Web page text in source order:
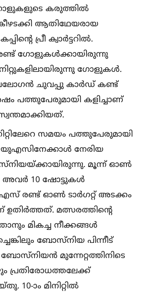
കരുത്തില്‍
ആതിഥേയരായ
പ്രീ ക്വാര്‍ട്ടറില്‍.
രണ്ട് ഗോളുകള്‍ക്കായിരുന്നു
ഗോളുകള്‍.
ബലോഗന്‍ ചുവപ്പു കാര്‍ഡ് കണ്ട്
പത്തുപേരുമായി കളിച്ചാണ്
സമയം പത്തുപേരുമായി
യുഎസിനേക്കാള്‍ നേരിയ
മൂന്ന് ഓണ്‍
അവര്‍ 10 ഷോട്ടുകള്‍
രണ്ട് ഓണ്‍ ടാര്‍ഗറ്റ് അടക്കം
ഉതിര്‍ത്തത്. മത്സരത്തിന്റെ
മികച്ച നീക്കങ്ങള്‍
ബോസ്‌നിയ പിന്നീട്
ബോസ്നിയന്‍ മുന്നേറ്റത്തിനിടെ
പ്രതിരോധത്തലേക്ക്
10-ാം മിനിറ്റില്‍